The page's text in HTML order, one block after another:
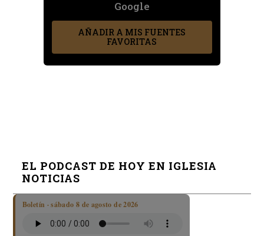
Google
AÑADIR A MIS FUENTES
FAVORITAS
EL PODCAST DE HOY EN IGLESIA
NOTICIAS
Boletín · sábado 8 de agosto de 2026